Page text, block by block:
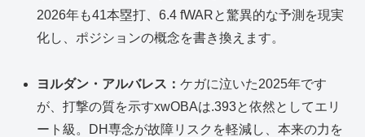
2026年も41本塁打、6.4 fWARと驚異的な予測を現実
化し、ポジションの概念を書き換えます。
ヨルダン・アルバレス：ケガに泣いた2025年です
が、打撃の質を示すxwOBAは.393と依然としてエリ
ート級。DH専念が故障リスクを軽減し、本来の力を